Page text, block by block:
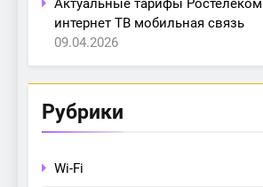
Актуальные тарифы
интернет ТВ мобильная связь
09.04.2026
Рубрики
Wi-Fi